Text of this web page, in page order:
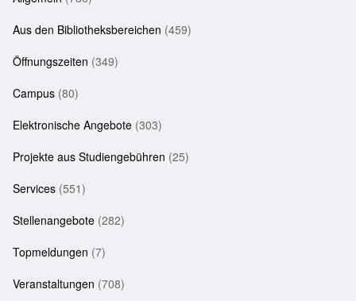
Aus den Bibliotheksbereichen (459)
Öffnungszeiten (349)
Campus (80)
Elektronische Angebote (303)
Projekte aus Studiengebühren (25)
Services (551)
Stellenangebote (282)
Topmeldungen (7)
Veranstaltungen (708)